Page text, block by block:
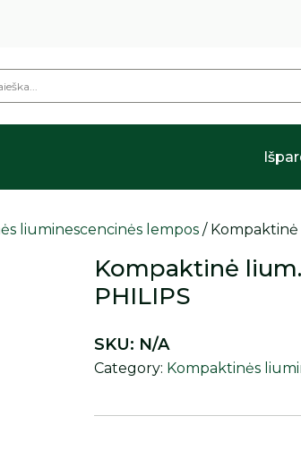
liuminescencinės lempos / Kompaktinė
Kompaktinė
PHILIPS
SKU: N/A
Category: Kompaktinės